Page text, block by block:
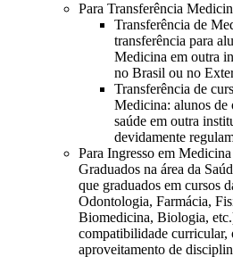
Para Transferência
Transferência de
transferência para
Medicina em outra
no Brasil ou no
Transferência de
Medicina: alunos de
saúde em outra
devidamente
Para Ingresso em
Graduados na área da
que graduados em cursos
Odontologia, Farmácia,
Biomedicina, Biologia,
compatibilidade curricular,
aproveitamento de